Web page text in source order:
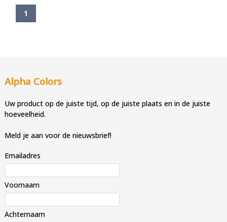
1
Alpha Colors
Uw product op de juiste tijd, op de juiste plaats en in de juiste
hoeveelheid.
Meld je aan voor de nieuwsbrief!
Emailadres
Voornaam
Achternaam